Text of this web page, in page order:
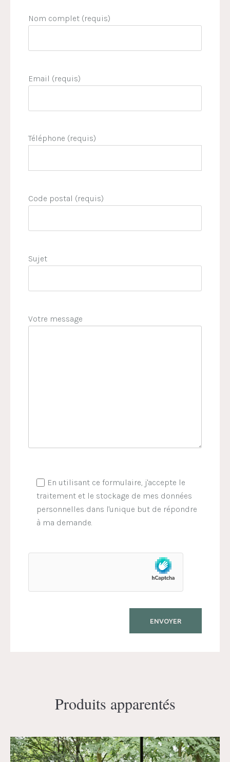
Nom complet (requis)
Email (requis)
Téléphone (requis)
Code postal (requis)
Sujet
Votre message
En utilisant ce formulaire, j'accepte le
traitement et le stockage de mes données
personnelles dans l'unique but de répondre
à ma demande.
Produits apparentés